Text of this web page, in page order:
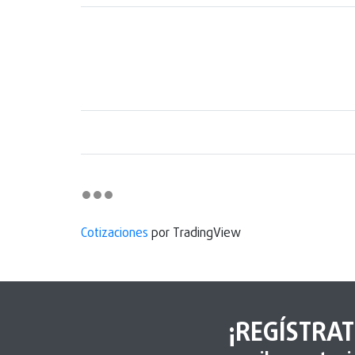
Cotizaciones por TradingView